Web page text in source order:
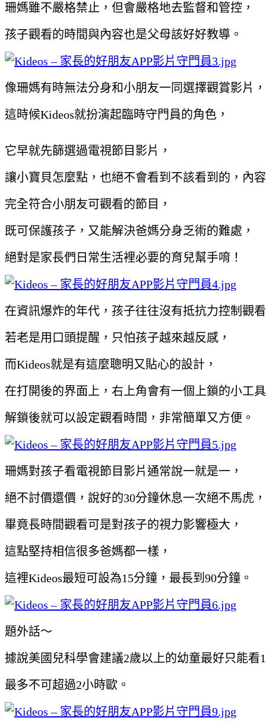
珊媽雖不嚴格禁止，但會嚴格地去監督和管控，
孩子觀看的時間與內容也是父母該好好教導。
像珊媽有時無法分身和小朋友一同選擇觀賞影片，
這時候Kideos就扮演起臨時守門員的角色，
它早就先篩選過電視節目影片，
讓小寶貝怎麼點，也絕不會看到不該看到的，內
完全符合小朋友可觀看的節目，
既可保護孩子，又能解決爸媽分身乏術的難處，
絕對是家長們日常生活裡必要的育兒幫手唷！
在資訊爆炸的年代，孩子往往沒有抵抗力控制觀
若老是用口頭提醒，只怕孩子越來越反感，
而Kideos就是有這麼聰明又貼心的設計，
在打開後的界面上，右上角會有一個上鎖的小工
解鎖後就可以設定觀看時間，非常簡單又方便。
珊媽對孩子看電視節目影片通常說一就是一，
絕不討價還價，說好的30分鐘休息一次絕不馬虎，
畢竟長時間觀看可是對孩子的視力影響極大，
這點堅持相信很多爸媽都一樣，
這裡Kideos最短可設為15分鐘，最長到90分鐘。
題外話～
據說美國兒科學會建議2歲以上的幼童最好只能看
最多不可超過2小時歐。